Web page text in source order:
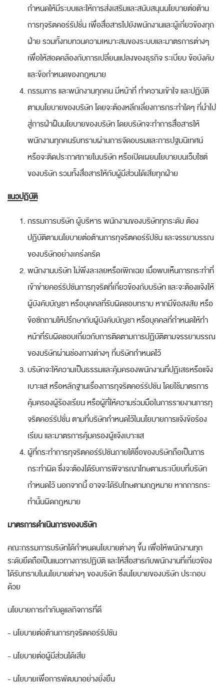
กำหนดให้มีระบบและให้การส่งเสริมและสนับสนุนนโยบายต่อต้าน
การทุจริตคอร์รัปชั่น เพื่อสื่อสารไปยังพนักงานและผู้เกี่ยวข้องทุก
ฝ่าย รวมทั้งทบทวนความเหมาะสมของระบบและมาตรการต่างๆ
เพื่อให้สอดคล้องกับการเปลี่ยนแปลงของธุรกิจ ระเบียบ ข้อบังคับ
และข้อกำหนดของกฎหมาย
กรรมการ และพนักงานทุกคน มีหน้าที่ ทำความเข้าใจ และปฏิบัติ
ตามนโยบายของบริษัท โดยจะต้องหลีกเลี่ยงการกระทำใดๆ ที่นำไป
สู่การฝ่าฝืนนโยบายของบริษัท โดยบริษัทจะทำการสื่อสารให้
พนักงานทุกคนรับทราบผ่านการจัดอบรมและการปฐมนิเทศน์
หรือจะติดประกาศภายในบริษัท หรือเปิดเผยนโยบายบนเว็บไซต์
ของบริษัท รวมทั้งสื่อสารให้กับผู้มีส่วนได้เสียทุกฝ่าย
แนวปฏิบัติ
กรรมการบริษัท ผู้บริหาร พนักงานของบริษัททุกระดับ ต้อง
ปฏิบัติตามนโยบายต่อต้านการทุจริตคอร์รัปชัน และจรรยาบรรณ
ของบริษัทอย่างเคร่งครัด
พนักงานบริษัท ไม่พึงละเลยหรือเพิกเฉย เมื่อพบเห็นการกระทำที่
เข้าข่ายคอร์รัปชันการทุจริตที่เกี่ยวข้องกับบริษัท และจะต้องแจ้งให้
ผู้บังคับบัญชา หรือบุคคลที่รับผิดชอบทราบ หากมีข้อสงสัย หรือ
ข้อซักถามให้ปรึกษากับผู้บังคับบัญชา หรือบุคคลที่กำหนดให้ทำ
หน้าที่รับผิดชอบเกี่ยวกับการติดตามการปฏิบัติตามจรรยาบรรณ
ของบริษัทผ่านช่องทางต่างๆ ที่บริษัทกำหนดไว้
บริษัทจะให้ความเป็นธรรมและคุ้มครองพนักงานที่ปฏิเสธหรือแจ้ง
เบาะแส หรือหลักฐานเรื่องการทุจริตคอร์รัปชัน โดยใช้มาตรการ
คุ้มครองผู้ร้องเรียน หรือผู้ที่ให้ความร่วมมือในการรายงานการทุ
จริตคอร์รัปชั่น ตามที่บริษัทกำหนดไว้ในนโยบายการแจ้งข้อร้อง
เรียน และมาตรการคุ้มครองผู้แจ้งเบาะแส
ผู้ที่กระทำการทุจริตคอร์รัปชันภายใต้ชื่อของบริษัทถือเป็นการ
กระทำผิด ซึ่งจะต้องได้รับการพิจารณาโทษตามระเบียบที่บริษัท
กำหนดไว้ นอกจากนี้ อาจจะได้รับโทษตามกฎหมาย หากการกระ
ทำนั้นผิดกฎหมาย
มาตรการดำเนินการของบริษัท
คณะกรรมการบริษัทได้กำหนดนโยบายต่างๆ ขึ้น เพื่อให้พนักงานทุก
ระดับยึดถือเป็นแนวทางการปฏิบัติ และให้สื่อสารกับพนักงานที่เกี่ยวข้อง
ได้รับทราบในนโยบายต่างๆ ของบริษัท ซึ่งนโยบายของบริษัท ประกอบ
ด้วย
นโยบายการกำกับดูแลกิจการที่ดี
-นโยบายต่อต้านการทุจริตคอร์รัปชัน
-นโยบายต่อผู้มีส่วนได้เสีย
-นโยบายเพื่อการพัฒนาอย่างยั่งยืน